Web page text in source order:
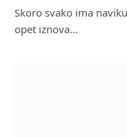
Skoro svako ima
opet iznova…